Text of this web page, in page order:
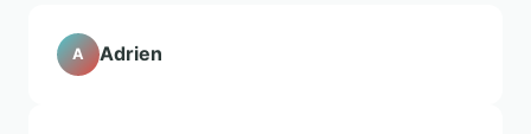
A Adrien